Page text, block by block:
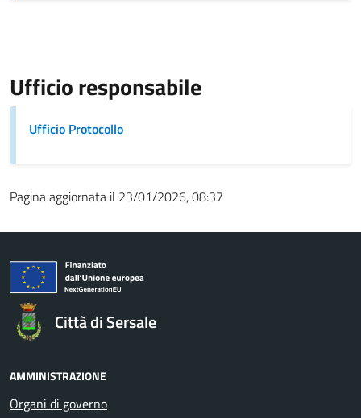
Ufficio responsabile
Ufficio Protocollo
Pagina aggiornata il 23/01/2026, 08:37
Città di Sersale
AMMINISTRAZIONE
Organi di governo